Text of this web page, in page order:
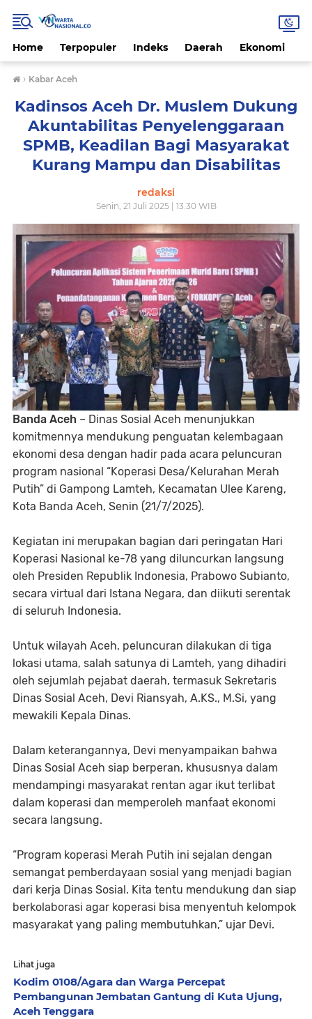
Home Terpopuler Indeks Daerah Ekonomi
› Kabar Aceh
Kadinsos Aceh Dr. Muslem Dukung
Akuntabilitas Penyelenggaraan
SPMB, Keadilan Bagi Masyarakat
Kurang Mampu dan Disabilitas
redaksi
Senin, 21 Juli 2025 | 13.30 WIB
Banda Aceh – Dinas Sosial Aceh menunjukkan
komitmennya mendukung penguatan kelembagaan
ekonomi desa dengan hadir pada acara peluncuran
program nasional “Koperasi Desa/Kelurahan Merah
Putih” di Gampong Lamteh, Kecamatan Ulee Kareng,
Kota Banda Aceh, Senin (21/7/2025).
Kegiatan ini merupakan bagian dari peringatan Hari
Koperasi Nasional ke-78 yang diluncurkan langsung
oleh Presiden Republik Indonesia, Prabowo Subianto,
secara virtual dari Istana Negara, dan diikuti serentak
di seluruh Indonesia.
Untuk wilayah Aceh, peluncuran dilakukan di tiga
lokasi utama, salah satunya di Lamteh, yang dihadiri
oleh sejumlah pejabat daerah, termasuk Sekretaris
Dinas Sosial Aceh, Devi Riansyah, A.KS., M.Si, yang
mewakili Kepala Dinas.
Dalam keterangannya, Devi menyampaikan bahwa
Dinas Sosial Aceh siap berperan, khususnya dalam
mendampingi masyarakat rentan agar ikut terlibat
dalam koperasi dan memperoleh manfaat ekonomi
secara langsung.
“Program koperasi Merah Putih ini sejalan dengan
semangat pemberdayaan sosial yang menjadi bagian
dari kerja Dinas Sosial. Kita tentu mendukung dan siap
berkolaborasi agar koperasi bisa menyentuh kelompok
masyarakat yang paling membutuhkan,” ujar Devi.
Lihat juga
Kodim 0108/Agara dan Warga Percepat
Pembangunan Jembatan Gantung di Kuta Ujung,
Aceh Tenggara